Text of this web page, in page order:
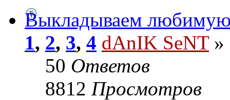
Выкладываем
1, 2, 3, 4 dAnIK SeNT»
50 Ответов
8812 Просмотров